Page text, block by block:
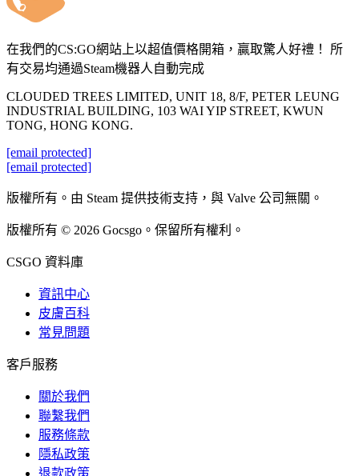
在我們的CS:GO網站上以超值價格開箱，贏取驚人好禮！ 所
有交易均通過Steam機器人自動完成
CLOUDED TREES LIMITED, UNIT 18, 8/F, PETER LEUNG
INDUSTRIAL BUILDING, 103 WAI YIP STREET, KWUN
TONG, HONG KONG.
[email protected]
[email protected]
版權所有。由 Steam 提供技術支持，與 Valve 公司無關。
版權所有 © 2026 Gocsgo。保留所有權利。
CSGO 資料庫
資訊中心
皮膚百科
常見問題
客戶服務
關於我們
聯繫我們
服務條款
隱私政策
退款政策